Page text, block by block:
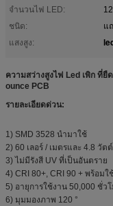
จำนวนไฟ LED:
ชนิด:
แ
แสงสูง:
ความสว่างสูงไฟ Led เพิก ที่ยื
ounce PCB
รายละเอียดด่วน:
1) SMD 3528 นำมาใช้
2) 60 เลอร์ / เมตรและ 4.8 วัตต์
3) ไม่มีรังสี UV ที่เป็นอันตราย
4) CRI 80+, CRI 90 + พร้อมใ
5) อายุการใช้งาน 50,000 ชั่วโ
6) มุมมองภาพ 120 °